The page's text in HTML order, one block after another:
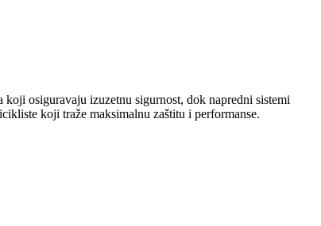
osiguravaju izuzetnu sigurnost, dok napredni sistemi
koji traže maksimalnu zaštitu i performanse.